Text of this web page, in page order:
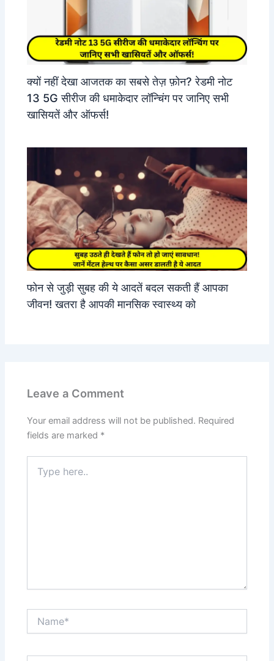
क्यों नहीं देखा आजतक का सबसे तेज़ फ़ोन? रेडमी नोट
13 5G सीरीज की धमाकेदार लॉन्चिंग पर जानिए सभी
खासियतें और ऑफर्स!
फोन से जुड़ी सुबह की ये आदतें बदल सकती हैं आपका
जीवन! खतरा है आपकी मानसिक स्वास्थ्य को
Leave a Comment
Your email address will not be published. Required
fields are marked *
here..